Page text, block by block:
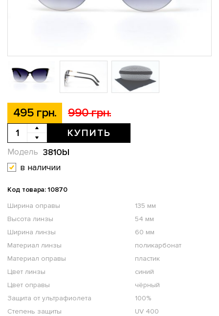
495 грн. 990 грн.
КУПИТЬ
3810bl
Модель
в наличии
Код товара: 10870
Ширина оправы
135 мм
Высота линзы
54 мм
Ширина линзы
60 мм
Материал линзы
поликарбонат
Материал оправы
пластик
Цвет линзы
синий
Цвет оправы
чёрный
Защита от ультрафиолета
100%
Степень защиты
UV 400